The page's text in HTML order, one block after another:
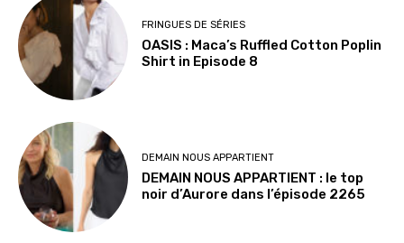
FRINGUES DE SÉRIES
OASIS : Maca’s Ruffled Cotton Poplin
Shirt in Episode 8
DEMAIN NOUS APPARTIENT
DEMAIN NOUS APPARTIENT : le top
noir d’Aurore dans l’épisode 2265